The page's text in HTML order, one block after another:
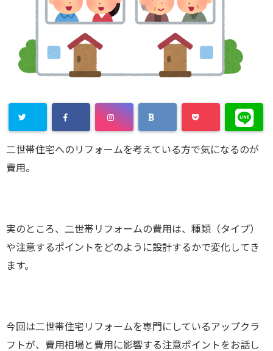
二世帯住宅へのリフォームを考えている方で気になるのが
費用。
実のところ、二世帯リフォームの費用は、種類（タイプ）
や注意するポイントをどのように設計するかで変化してき
ます。
今回は二世帯住宅リフォームを専門にしているアップクラ
フトが、費用相場と費用に影響する注意ポイントをお話し